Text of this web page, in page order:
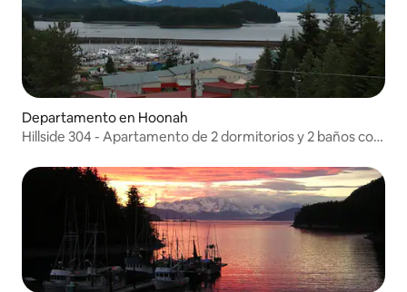
Departamento en Hoonah
Hillside 304 - Apartamento de 2 dormitorios y 2 baños con